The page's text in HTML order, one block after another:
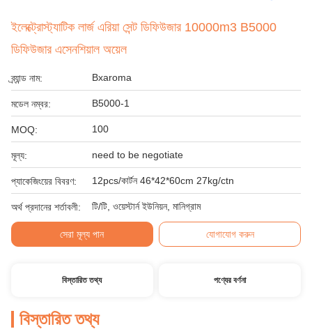
ইলেক্ট্রোস্ট্যাটিক লার্জ এরিয়া সেন্ট ডিফিউজার 10000m3 B5000
ডিফিউজার এসেনশিয়াল অয়েল
ব্র্যান্ড নাম: Bxaroma
মডেল নম্বর: B5000-1
MOQ: 100
মূল্য: need to be negotiate
প্যাকেজিংয়ের বিবরণ: 12pcs/কার্টন 46*42*60cm 27kg/ctn
অর্থ প্রদানের শর্তাবলী: টি/টি, ওয়েস্টার্ন ইউনিয়ন, মানিগ্রাম
সেরা মূল্য পান যোগাযোগ করুন
বিস্তারিত তথ্য পণ্যের বর্ণনা
বিস্তারিত তথ্য